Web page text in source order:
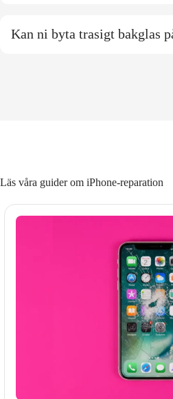
Kan ni byta trasigt bakglas
Läs våra guider om iPhone-reparation